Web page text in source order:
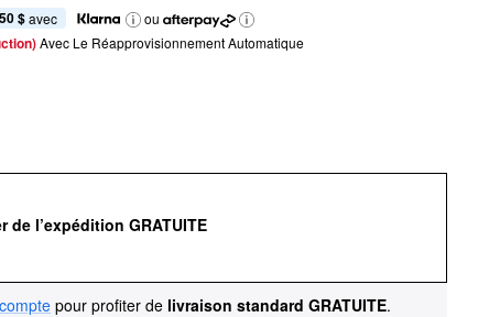
$ avec
ou
Avec Le Réapprovisionnement Automatique
de l’expédition GRATUITE
pour profiter de livraison standard GRATUITE.